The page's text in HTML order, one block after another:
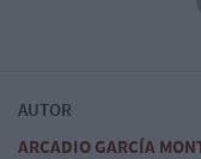
AUTOR
ARCADIO GARCÍA